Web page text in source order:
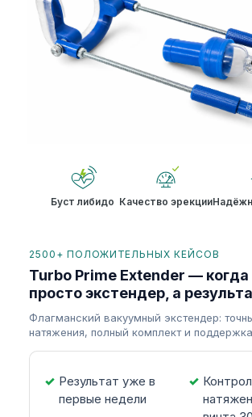
Буст либидо Качество эрекции
2500+ ПОЛОЖИТЕЛЬНЫХ КЕЙСОВ
Turbo Prime Extender —
просто экстендер, а
Флагманский вакуумный экстендер:
натяжения, полный комплект и
Результат уже в
первые недели